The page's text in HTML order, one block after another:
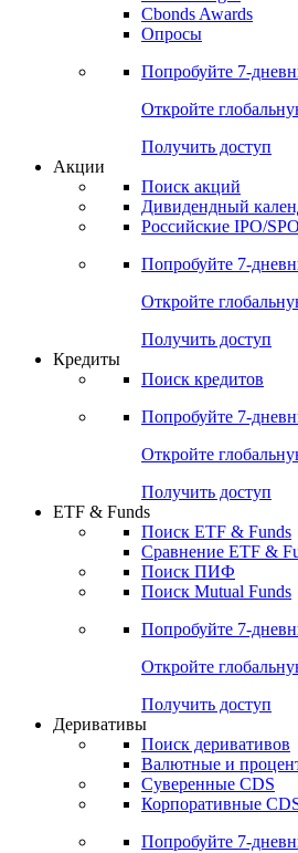
Cbonds Awards
Опросы
Попробуйте 7-
Откройте
Получить доступ
Акции
Поиск акций
Дивидендный
Российские IPO/SPO
Попробуйте 7-
Откройте
Получить доступ
Кредиты
Поиск кредитов
Попробуйте 7-
Откройте
Получить доступ
ETF & Funds
Поиск ETF & Funds
Сравнение ETF &
Поиск ПИФ
Поиск Mutual Funds
Попробуйте 7-
Откройте
Получить доступ
Деривативы
Поиск деривативов
Валютные и
Суверенные CDS
Корпоративные
Попробуйте 7-